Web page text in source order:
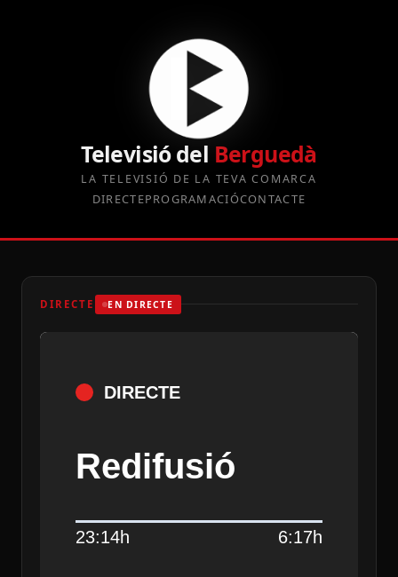
Televisió del Berguedà
LA TELEVISIÓ DE LA TEVA COMARCA
DIRECTEPROGRAMACIÓCONTACTE
DIRECTE EN DIRECTE
DIRECTE
Redifusió
23:14h 6:17h